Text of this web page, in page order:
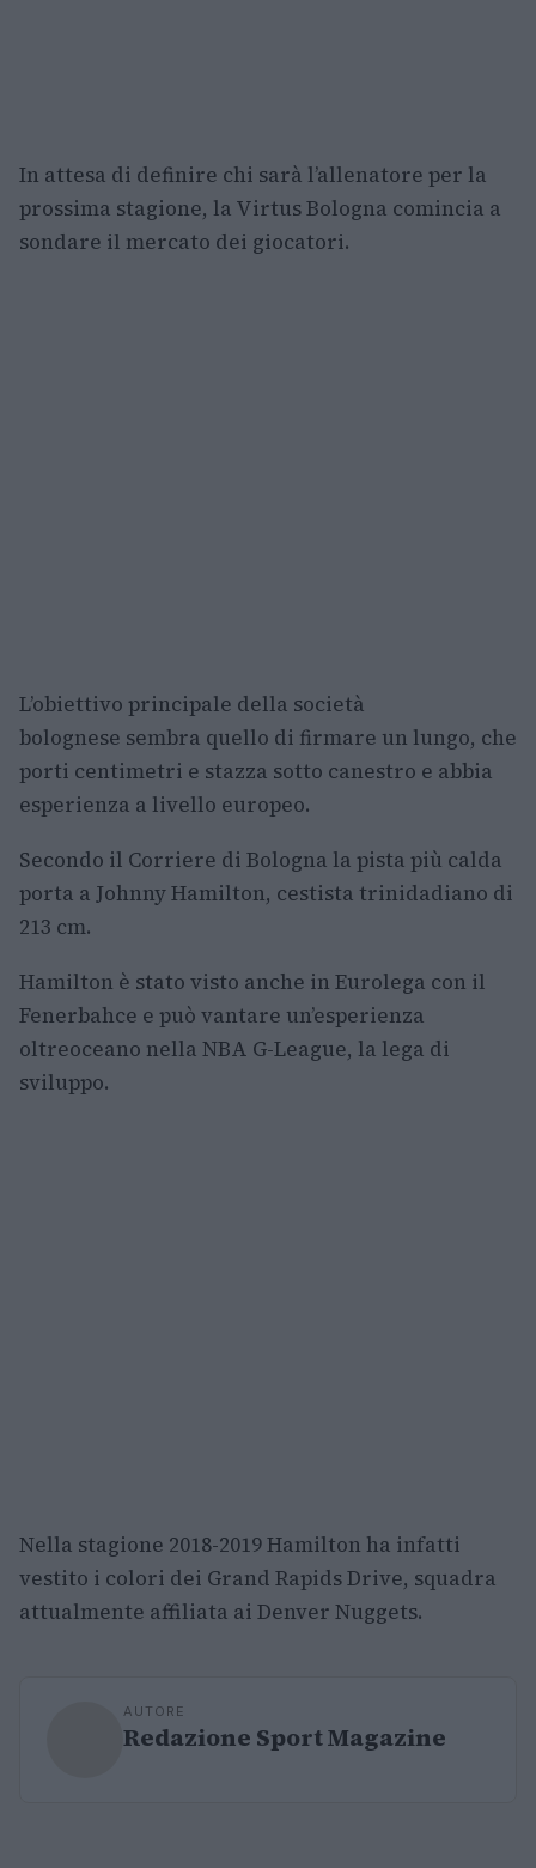
In attesa di definire chi sarà l’allenatore per la
prossima stagione, la Virtus Bologna comincia a
sondare il mercato dei giocatori.
L’obiettivo principale della società
bolognese sembra quello di firmare un lungo, che
porti centimetri e stazza sotto canestro e abbia
esperienza a livello europeo.
Secondo il Corriere di Bologna la pista più calda
porta a Johnny Hamilton, cestista trinidadiano di
213 cm.
Hamilton è stato visto anche in Eurolega con il
Fenerbahce e può vantare un’esperienza
oltreoceano nella NBA G-League, la lega di
sviluppo.
Nella stagione 2018-2019 Hamilton ha infatti
vestito i colori dei Grand Rapids Drive, squadra
attualmente affiliata ai Denver Nuggets.
AUTORE
Redazione Sport Magazine